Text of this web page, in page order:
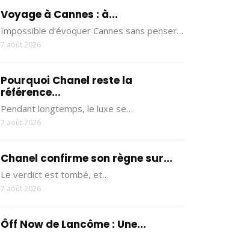
Voyage à Cannes : à...
Impossible d’évoquer Cannes sans penser…
7 août 2026
Pourquoi Chanel reste la
référence...
Pendant longtemps, le luxe se…
7 août 2026
Chanel confirme son règne sur...
Le verdict est tombé, et…
7 août 2026
Ôff Now de Lancôme : Une...